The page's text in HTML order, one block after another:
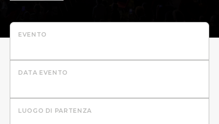
EVENTO
DATA EVENTO
LUOGO DI PARTENZA